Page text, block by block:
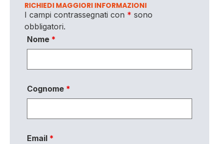
RICHIEDI MAGGIORI INFORMAZIONI
I campi contrassegnati con * sono
obbligatori.
Nome *
Cognome *
Email *